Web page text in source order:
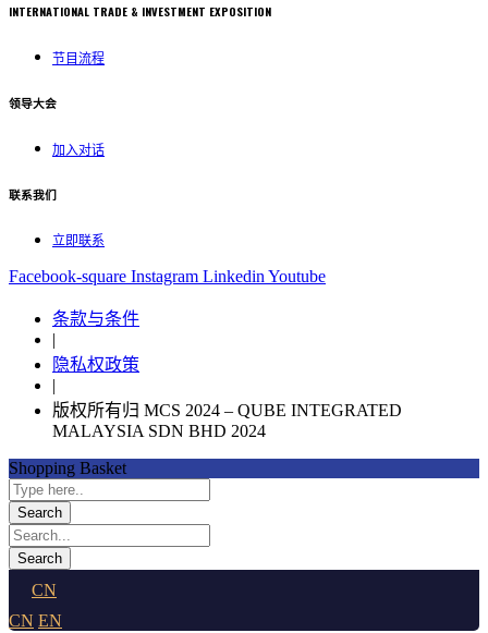
INTERNATIONAL TRADE & INVESTMENT EXPOSITION
节目流程
领导大会
加入对话
联系我们
立即联系
Facebook-square Instagram Linkedin Youtube
条款与条件
|
隐私权政策
|
版权所有归 MCS 2024 – QUBE INTEGRATED
MALAYSIA SDN BHD 2024
Shopping Basket
CN
CN EN